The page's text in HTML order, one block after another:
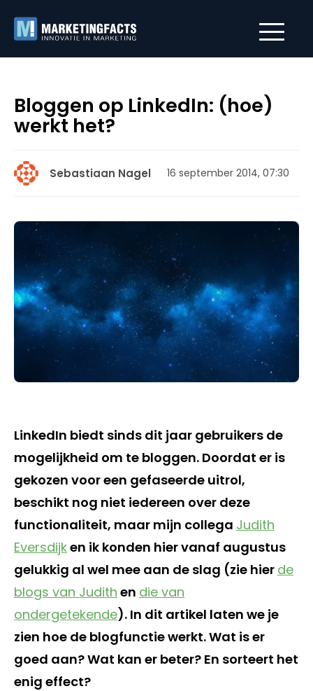
Bloggen op LinkedIn: (hoe)
werkt het?
Sebastiaan Nagel 16 september 2014, 07:30
LinkedIn biedt sinds dit jaar gebruikers de
mogelijkheid om te bloggen. Doordat er is
gekozen voor een gefaseerde uitrol,
beschikt nog niet iedereen over deze
functionaliteit, maar mijn collega Judith
Eversdijken ik konden hier vanaf augustus
gelukkig al wel mee aan de slag (zie hier de
blogs van Judith en die van
ondergetekende). In dit artikel laten we je
zien hoe de blogfunctie werkt. Wat is er
goed aan? Wat kan er beter? En sorteert het
enig effect?